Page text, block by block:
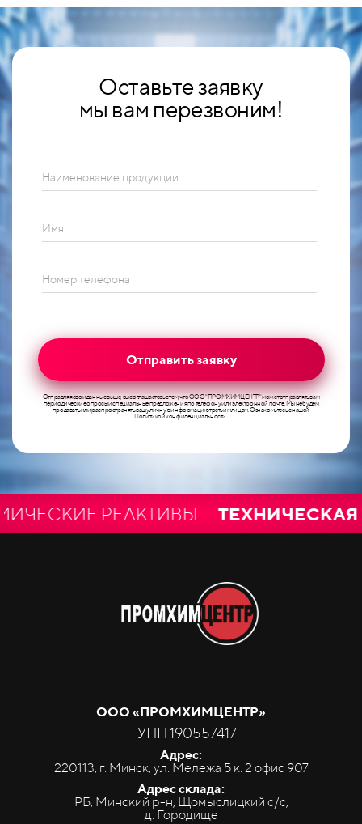
Оставьте заявку
мы вам перезвоним!
Наименование продукции
Имя
Номер телефона
Отправить заявку
Отправляя свои данные выше, вы соглашаетесь с тем, что ООО "ПРОМХИМЦЕНТР" может отправлять вам
периодические опросы и специальные предложения по телефону или электронной почте. Мы не будем
продавать или распространять вашу личную информацию третьим лицам. Ознакомьтесь с нашей
Политикой конфиденциальности.
РЕАКТИВЫТЕХНИЧЕСКАЯ И
ООО «ПРОМХИМЦЕНТР»
УНП 190557417
Адрес:
220113, г. Минск, ул. Мележа 5 к. 2 офис 907
Адрес склада:
РБ, Минский р-н, Щомыслицкий с/с,
д. Городище